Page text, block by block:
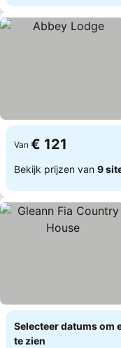
Van € 121
Bekijk prijzen van 9
Selecteer datums om
te zien